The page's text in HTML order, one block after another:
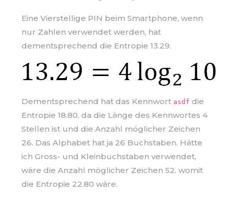
Eine Vierstellige PIN beim Smartphone, wenn
nur Zahlen verwendet werden, hat
dementsprechend die Entropie 13.29.
Dementsprechend hat das Kennwort asdf die
Entropie 18.80, da die Länge des Kennwortes 4
Stellen ist und die Anzahl möglicher Zeichen
26. Das Alphabet hat ja 26 Buchstaben. Hätte
ich Gross- und Kleinbuchstaben verwendet,
wäre die Anzahl möglicher Zeichen 52. womit
die Entropie 22.80 wäre.